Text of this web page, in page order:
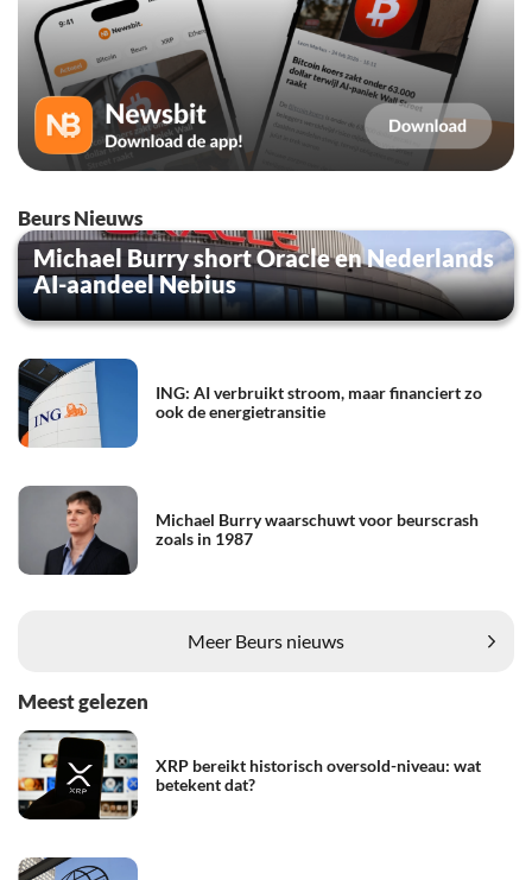
Beurs Nieuws
Michael Burry short Oracle en Nederlands
AI-aandeel Nebius
ING: AI verbruikt stroom, maar financiert zo
ook de energietransitie
Michael Burry waarschuwt voor beurscrash
zoals in 1987
Meer Beurs nieuws
Meest gelezen
XRP bereikt historisch oversold-niveau: wat
betekent dat?